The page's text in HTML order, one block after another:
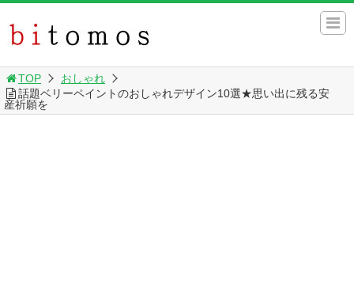
TOP
おしゃれ
話題ベリーペイントのおしゃれデザイン10選★思い出に残る安
産祈願を